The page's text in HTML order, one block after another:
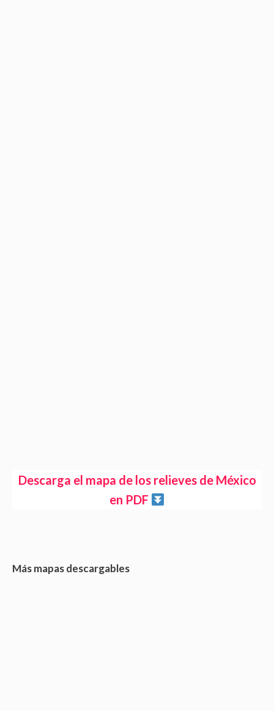
Descarga el mapa de los relieves de México
en PDF
Más mapas descargables